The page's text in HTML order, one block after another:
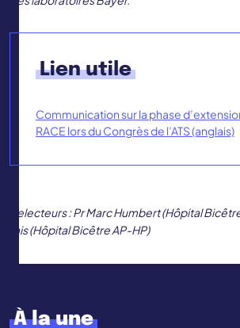
Lien utile
Communication sur la phase
RACE lors du Congrès de l’ATS (anglais)
Relecteurs : Pr Marc Humbert (Hôpital
Jais (Hôpital Bicêtre AP-HP)
À la une